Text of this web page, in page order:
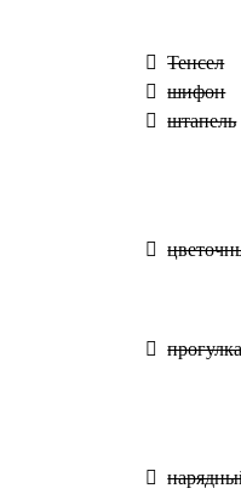
Тенсел
шифон
штапель